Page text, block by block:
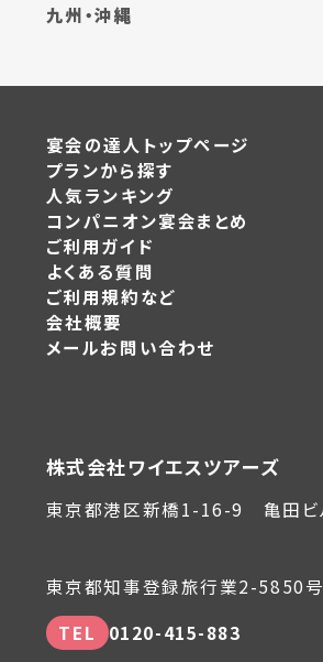
九州・沖縄
宴会の達人トップページ
プランから探す
人気ランキング
コンパニオン宴会まとめ
ご利用ガイド
よくある質問
ご利用規約など
会社概要
メールお問い合わせ
株式会社ワイエスツアーズ
東京都港区新橋1-16-9 亀田ビ
東京都知事登録旅行業2-5850号
TEL
0120-415-883